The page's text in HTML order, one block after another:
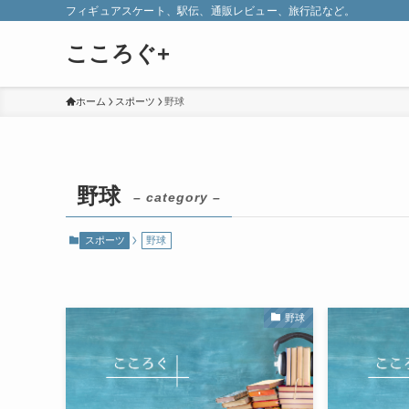
フィギュアスケート、駅伝、通販レビュー、旅行記など。
こころぐ+
ホーム スポーツ 野球
野球 – category –
スポーツ 野球
野球